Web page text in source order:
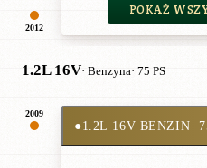
2012
POKAŻ
1.2L 16V· Benzyna· 75 PS
2009
●1.2L 16V BENZIN·